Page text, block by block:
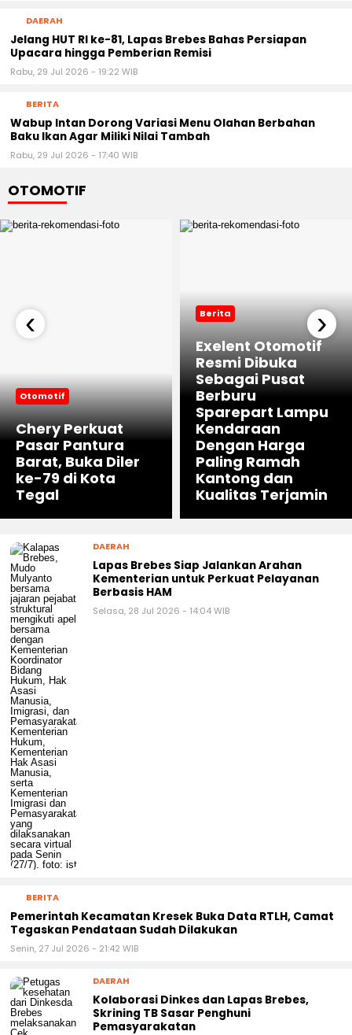
DAERAH
Jelang HUT RI ke-81, Lapas Brebes Bahas Persiapan
Upacara hingga Pemberian Remisi
Rabu, 29 Jul 2026 - 19:22 WIB
BERITA
Wabup Intan Dorong Variasi Menu Olahan Berbahan
Baku Ikan Agar Miliki Nilai Tambah
Rabu, 29 Jul 2026 - 17:40 WIB
OTOMOTIF
Otomotif
Chery Perkuat
Pasar Pantura
Barat, Buka Diler
ke-79 di Kota
Tegal
Berita
Exelent Otomotif
Resmi Dibuka
Sebagai Pusat
Berburu
Sparepart Lampu
Kendaraan
Dengan Harga
Paling Ramah
Kantong dan
Kualitas Terjamin
‹ ›
DAERAH
Lapas Brebes Siap Jalankan Arahan
Kementerian untuk Perkuat Pelayanan
Berbasis HAM
Selasa, 28 Jul 2026 - 14:04 WIB
BERITA
Pemerintah Kecamatan Kresek Buka Data RTLH, Camat
Tegaskan Pendataan Sudah Dilakukan
Senin, 27 Jul 2026 - 21:42 WIB
DAERAH
Kolaborasi Dinkes dan Lapas Brebes,
Skrining TB Sasar Penghuni
Pemasyarakatan